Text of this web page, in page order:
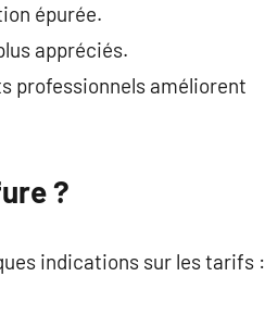
épurée.
appréciés.
professionnels améliorent
?
indications sur les tarifs :